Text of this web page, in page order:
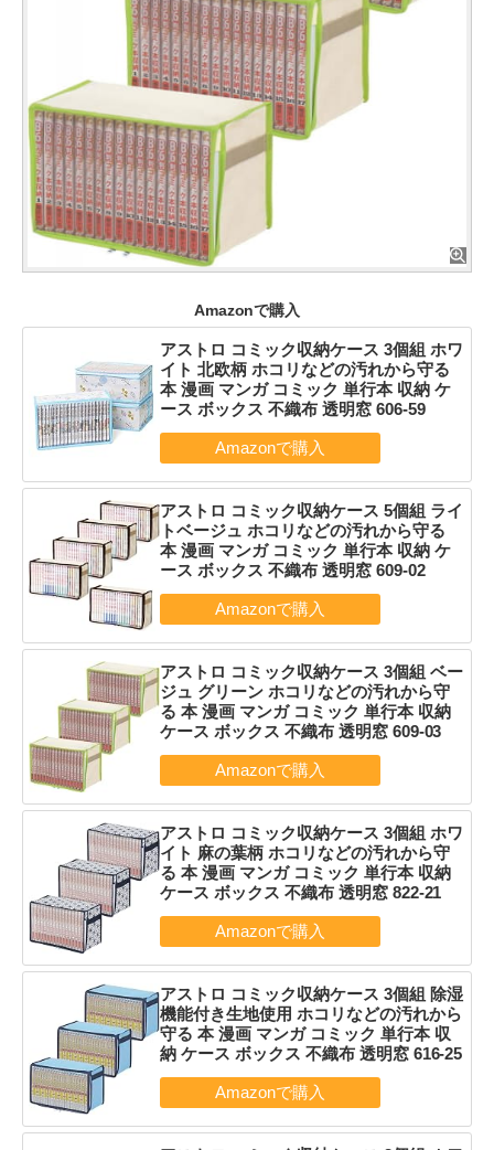
Amazonで購入
アストロ コミック収納ケース 3個組 ホワ
イト 北欧柄 ホコリなどの汚れから守る
本 漫画 マンガ コミック 単行本 収納 ケ
ース ボックス 不織布 透明窓 606-59
アストロ コミック収納ケース 5個組 ライ
トベージュ ホコリなどの汚れから守る
本 漫画 マンガ コミック 単行本 収納 ケ
ース ボックス 不織布 透明窓 609-02
アストロ コミック収納ケース 3個組 ベー
ジュ グリーン ホコリなどの汚れから守
る 本 漫画 マンガ コミック 単行本 収納
ケース ボックス 不織布 透明窓 609-03
アストロ コミック収納ケース 3個組 ホワ
イト 麻の葉柄 ホコリなどの汚れから守
る 本 漫画 マンガ コミック 単行本 収納
ケース ボックス 不織布 透明窓 822-21
アストロ コミック収納ケース 3個組 除湿
機能付き生地使用 ホコリなどの汚れから
守る 本 漫画 マンガ コミック 単行本 収
納 ケース ボックス 不織布 透明窓 616-25